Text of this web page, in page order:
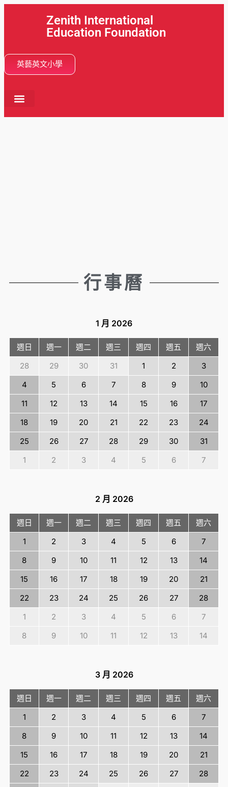
Zenith International
Education Foundation
英藝英文小學
行事曆
1 月 2026
週日 週一 週二 週三 週四 週五
週六
28
29 30 31 1 2
3
4
5 6 7 8 9
10
11
12 13 14 15 16
17
18
19 20 21 22 23
24
25
26 27 28 29 30
31
1
2 3 4 5 6 7
2 月 2026
週日 週一 週二 週三 週四 週五
週六
1
2 3 4 5 6
7
8
9 10 11 12 13
14
15
16 17 18 19 20
21
22
23 24 25 26 27
28
1
2 3 4 5 6
7
8
9 10 11 12 13 14
3 月 2026
週日 週一 週二 週三 週四 週五
週六
1
2 3 4 5 6
7
8
9 10 11 12 13
14
15
16 17 18 19 20
21
22
23 24 25 26 27
28